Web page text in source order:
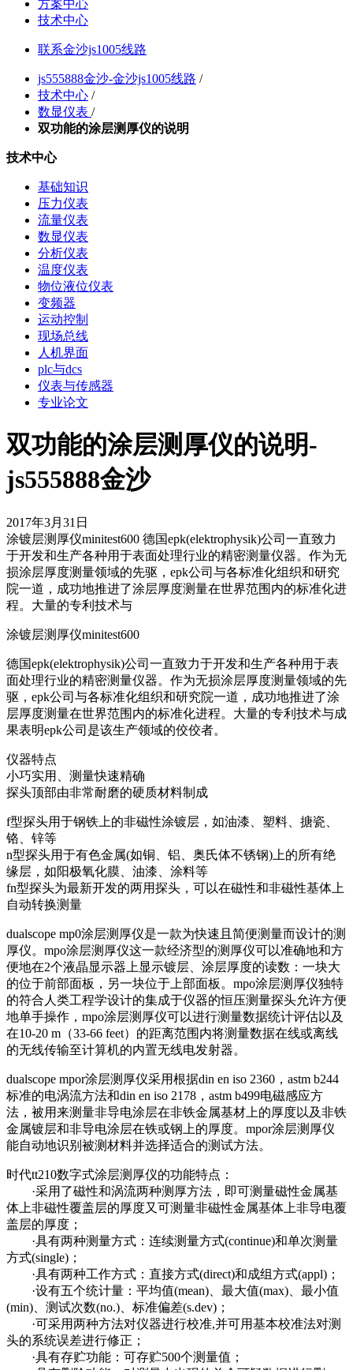
方案中心
技术中心
联系金沙js1005线路
js555888金沙-金沙js1005线路 /
技术中心 /
数显仪表 /
双功能的涂层测厚仪的说明
技术中心
基础知识
压力仪表
流量仪表
数显仪表
分析仪表
温度仪表
物位液位仪表
变频器
运动控制
现场总线
人机界面
plc与dcs
仪表与传感器
专业论文
双功能的涂层测厚仪的说明-
js555888金沙
2017年3月31日
涂镀层测厚仪minitest600 德国epk(elektrophysik)公司一直致力
于开发和生产各种用于表面处理行业的精密测量仪器。作为无
损涂层厚度测量领域的先驱，epk公司与各标准化组织和研究
院一道，成功地推进了涂层厚度测量在世界范围内的标准化进
程。大量的专利技术与
涂镀层测厚仪minitest600
德国epk(elektrophysik)公司一直致力于开发和生产各种用于表
面处理行业的精密测量仪器。作为无损涂层厚度测量领域的先
驱，epk公司与各标准化组织和研究院一道，成功地推进了涂
层厚度测量在世界范围内的标准化进程。大量的专利技术与成
果表明epk公司是该生产领域的佼佼者。
仪器特点
小巧实用、测量快速精确
探头顶部由非常耐磨的硬质材料制成
f型探头用于钢铁上的非磁性涂镀层，如油漆、塑料、搪瓷、
铬、锌等
n型探头用于有色金属(如铜、铝、奥氏体不锈钢)上的所有绝
缘层，如阳极氧化膜、油漆、涂料等
fn型探头为最新开发的两用探头，可以在磁性和非磁性基体上
自动转换测量
dualscope mp0涂层测厚仪是一款为快速且简便测量而设计的测
厚仪。mpo涂层测厚仪这一款经济型的测厚仪可以准确地和方
便地在2个液晶显示器上显示镀层、涂层厚度的读数：一块大
的位于前部面板，另一块位于上部面板。mpo涂层测厚仪独特
的符合人类工程学设计的集成于仪器的恒压测量探头允许方便
地单手操作，mpo涂层测厚仪可以进行测量数据统计评估以及
在10-20 m（33-66 feet）的距离范围内将测量数据在线或离线
的无线传输至计算机的内置无线电发射器。
dualscope mpor涂层测厚仪采用根据din en iso 2360，astm b244
标准的电涡流方法和din en iso 2178，astm b499电磁感应方
法，被用来测量非导电涂层在非铁金属基材上的厚度以及非铁
金属镀层和非导电涂层在铁或钢上的厚度。mpor涂层测厚仪
能自动地识别被测材料并选择适合的测试方法。
时代tt210数字式涂层测厚仪的功能特点：
·采用了磁性和涡流两种测厚方法，即可测量磁性金属基
体上非磁性覆盖层的厚度又可测量非磁性金属基体上非导电覆
盖层的厚度；
·具有两种测量方式：连续测量方式(continue)和单次测量
方式(single)；
·具有两种工作方式：直接方式(direct)和成组方式(appl)；
·设有五个统计量：平均值(mean)、最大值(max)、最小值
(min)、测试次数(no.)、标准偏差(s.dev)；
·可采用两种方法对仪器进行校准,并可用基本校准法对测
头的系统误差进行修正；
·具有存贮功能：可存贮500个测量值；